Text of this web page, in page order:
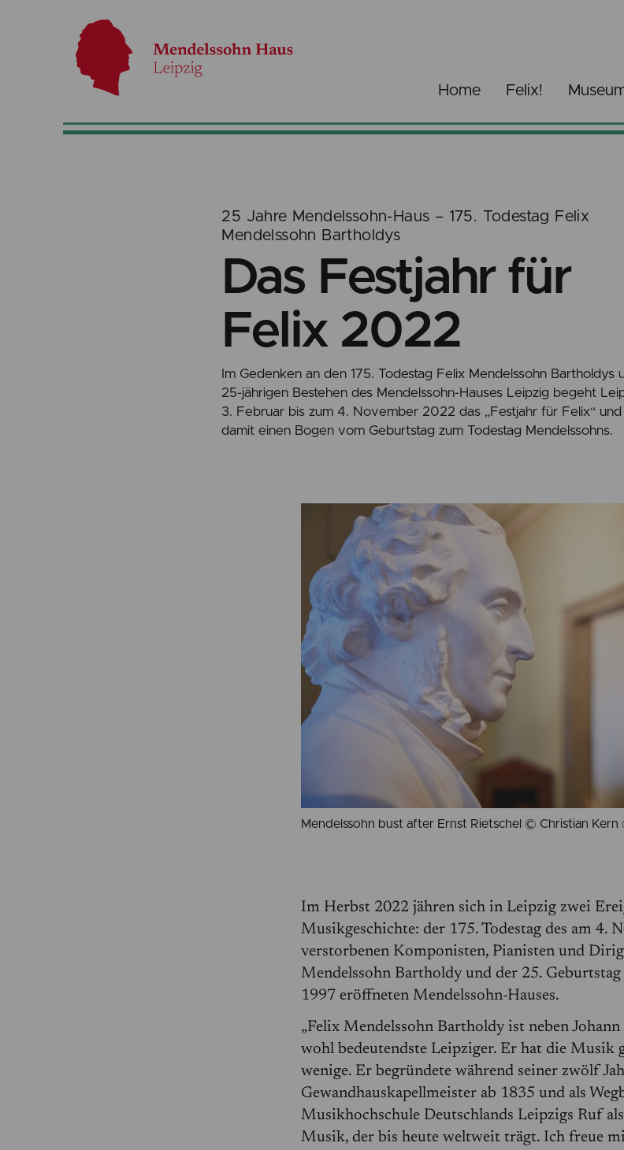
Home Felix!
25 Jahre Mendelssohn-Haus – 175. Todestag Felix
Mendelssohn Bartholdys
Das Festjahr für
Felix 2022
Im Gedenken an den 175. Todestag Felix Mendelssohn Bartholdys
25-jährigen Bestehen des Mendelssohn-Hauses Leipzig begeht
3. Februar bis zum 4. November 2022 das „Festjahr für Felix“
damit einen Bogen vom Geburtstag zum Todestag Mendelssohns.
Mendelssohn bust after Ernst Rietschel © Christian Kern
Im Herbst 2022 jähren sich in Leipzig zwei
Musikgeschichte: der 175. Todestag des am 4.
verstorbenen Komponisten, Pianisten und
Mendelssohn Bartholdy und der 25.
1997 eröffneten Mendelssohn-Hauses.
„Felix Mendelssohn Bartholdy ist neben Johann
wohl bedeutendste Leipziger. Er hat die Musik
wenige. Er begründete während seiner zwölf
Gewandhauskapellmeister ab 1835 und als
Musikhochschule Deutschlands Leipzigs Ruf
Musik, der bis heute weltweit trägt. Ich freue